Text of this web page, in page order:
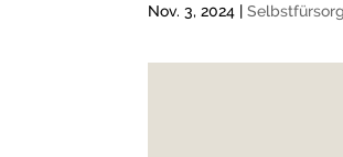
Nov. 3, 2024 |